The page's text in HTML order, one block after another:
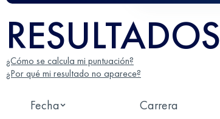
RESULTADOS
¿Cómo se calcula mi puntuación?
¿Por qué mi resultado no aparece?
Fecha Carrera